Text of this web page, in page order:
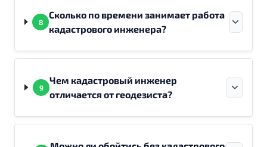
8
Сколько по времени занимает работа
кадастрового инженера?
9
Чем кадастровый инженер
отличается от геодезиста?